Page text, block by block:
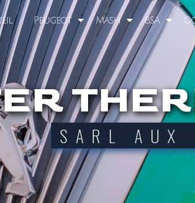
Peugeot Mash BSA
SARL AUX